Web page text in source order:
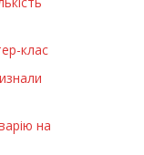
клас
на